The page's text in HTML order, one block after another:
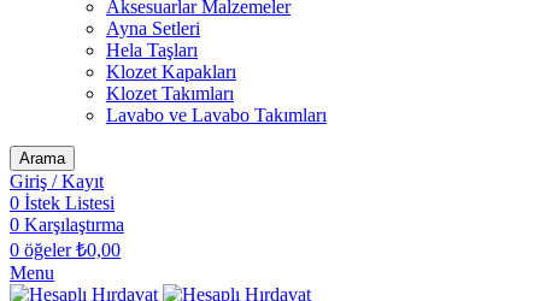
Aksesuarlar Malzemeler
Ayna Setleri
Hela Taşları
Klozet Kapakları
Klozet Takımları
Lavabo ve Lavabo Takımları
Arama
Giriş / Kayıt
0 İstek Listesi
0 Karşılaştırma
0 öğeler ₺0,00
Menu